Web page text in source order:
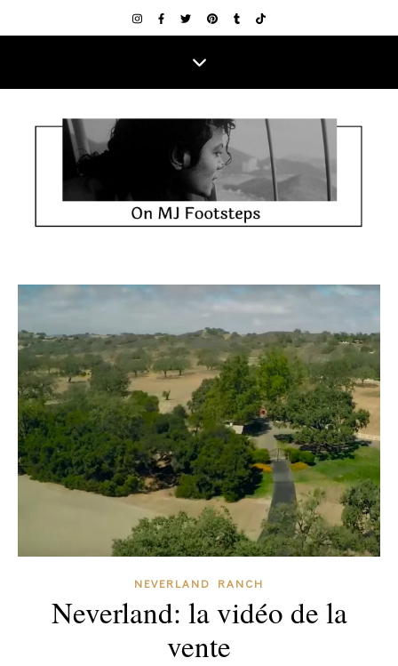
NEVERLAND RANCH
Neverland: la vidéo de la
vente